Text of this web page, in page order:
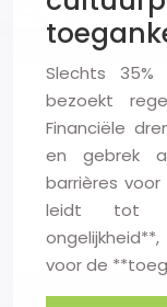
Slechts 35%
bezoekt
Financiële
en gebrek
barrières
leidt tot
voor de